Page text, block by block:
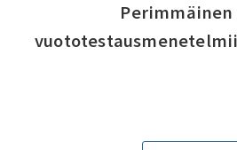
Perimmäinen